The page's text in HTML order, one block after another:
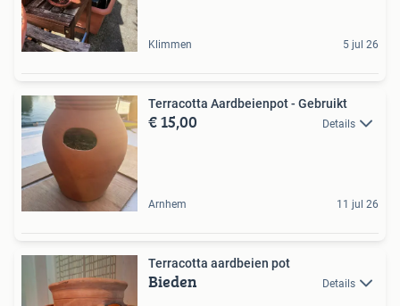
Klimmen 5 jul 26
Terracotta Aardbeienpot - Gebruikt
€ 15,00 Details
Arnhem 11 jul 26
Terracotta aardbeien pot
Bieden Details